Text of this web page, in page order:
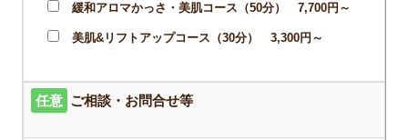
緩和アロマかっさ・美肌コース（50分） 7,700円～
美肌&リフトアップコース（30分） 3,300円～
任意 ご相談・お問合せ等